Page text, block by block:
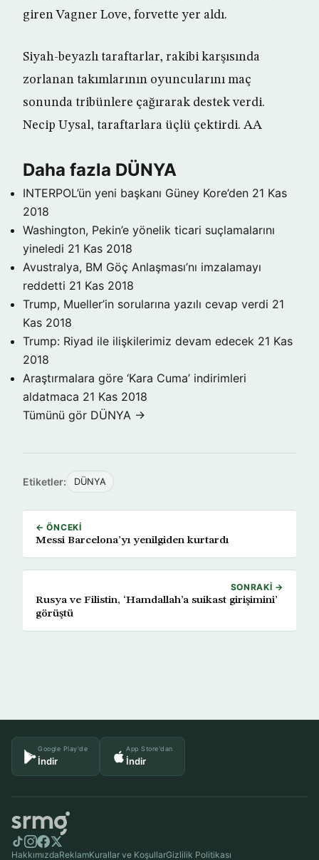
giren Vagner Love, forvette yer aldı.
Siyah-beyazlı taraftarlar, rakibi karşısında
zorlanan takımlarının oyuncularını maç
sonunda tribünlere çağırarak destek verdi.
Necip Uysal, taraftarlara üçlü çektirdi. AA
Daha fazla DÜNYA
INTERPOL’ün yeni başkanı Güney Kore’den 21 Kas
2018
Washington, Pekin’e yönelik ticari suçlamalarını
yineledi 21 Kas 2018
Avustralya, BM Göç Anlaşması’nı imzalamayı
reddetti 21 Kas 2018
Trump, Mueller’in sorularına yazılı cevap verdi 21
Kas 2018
Trump: Riyad ile ilişkilerimiz devam edecek 21 Kas
2018
Araştırmalara göre ‘Kara Cuma’ indirimleri
aldatmaca 21 Kas 2018
Tümünü gör DÜNYA →
Etiketler: DÜNYA
← ÖNCEKI
Messi Barcelona’yı yenilgiden kurtardı
SONRAKI →
Rusya ve Filistin, ‘Hamdallah’a suikast girişimini’
görüştü
Google Play'de
İndir
App Store'dan
İndir
HakkımızdaReklamKurallar ve KoşullarGizlilik Politikası